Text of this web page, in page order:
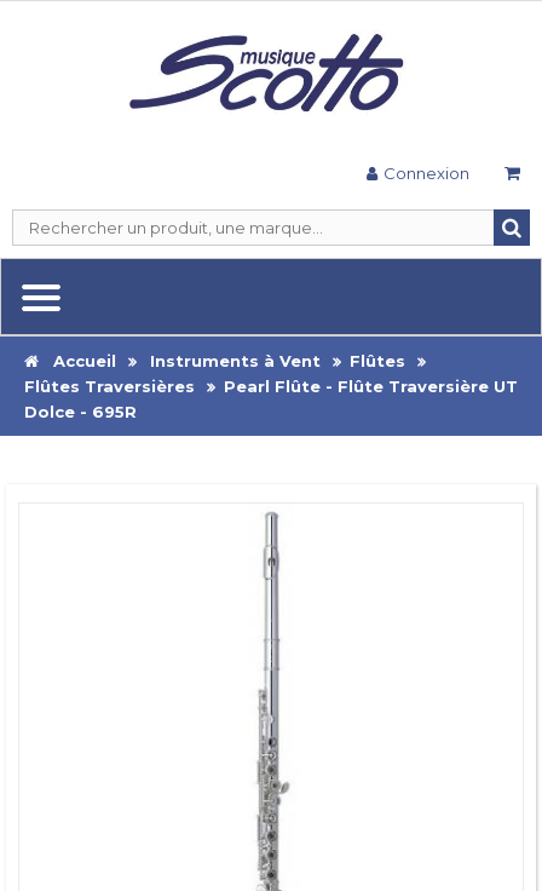
Connexion
Accueil Instruments à Vent
Flûtes
Flûtes Traversières
Pearl Flûte - Flûte Traversière UT
Dolce - 695R